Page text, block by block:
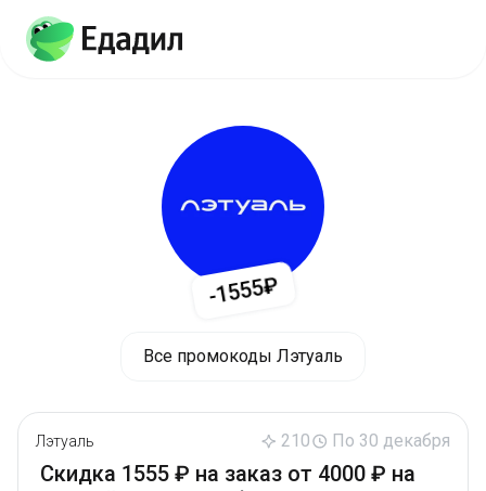
-1555₽
Все промокоды Лэтуаль
Лэтуаль 210 По 30 декабря
Скидка 1555 ₽ на заказ от 4000 ₽ на